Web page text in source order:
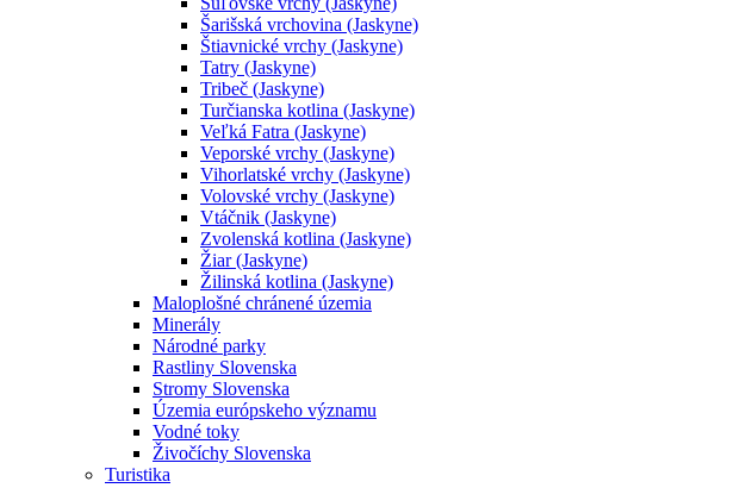
Šarišská vrchovina (Jaskyne)
Štiavnické vrchy (Jaskyne)
Tatry (Jaskyne)
Tribeč (Jaskyne)
Turčianska kotlina (Jaskyne)
Veľká Fatra (Jaskyne)
Veporské vrchy (Jaskyne)
Vihorlatské vrchy (Jaskyne)
Volovské vrchy (Jaskyne)
Vtáčnik (Jaskyne)
Zvolenská kotlina (Jaskyne)
Žiar (Jaskyne)
Žilinská kotlina (Jaskyne)
Maloplošné chránené územia
Minerály
Národné parky
Rastliny Slovenska
Stromy Slovenska
Územia európskeho významu
Vodné toky
Živočíchy Slovenska
Turistika